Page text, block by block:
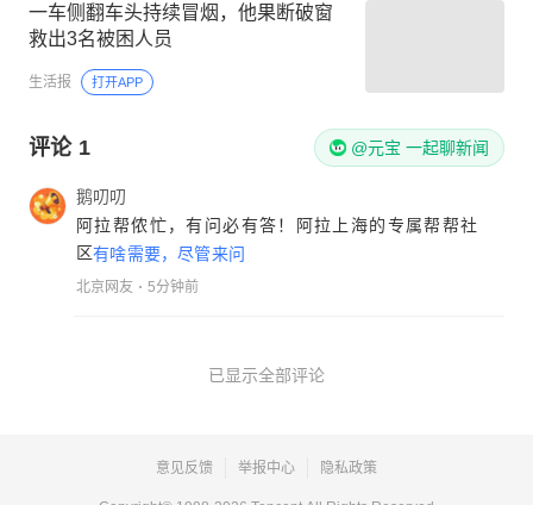
一车侧翻车头持续冒烟，他果断破窗
救出3名被困人员
生活报 打开APP
评论 1 @元宝 一起聊新闻
鹅叨叨
阿拉帮侬忙，有问必有答！阿拉上海的专属帮帮社
区有啥需要，尽管来问
北京网友 5分钟前
已显示全部评论
意见反馈 举报中心 隐私政策